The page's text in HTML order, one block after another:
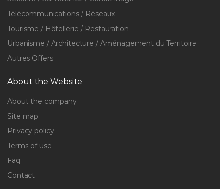
Télécommunications / Réseaux
Tourisme / Hôtellerie / Restauration
Urbanisme / Architecture / Aménagement du Territoire
Autres Offers
About the Website
About the company
Site map
Privacy policy
Terms of use
Faq
Contact